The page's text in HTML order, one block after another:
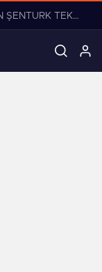
15:37 / ŞAMPİYON MAESTRO GÜRKAN ŞENTÜRK TEKLİFLERİ DEĞERLENDİRİYOR!